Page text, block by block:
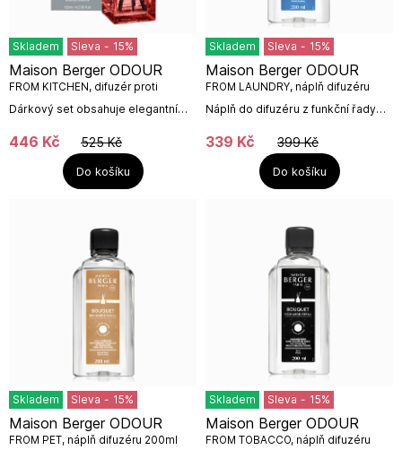
Skladem Sleva - 15%
Dárkový set obsahuje elegantní
naplněný 125 ml interiérového
parfému se Svěží květinovou vůní
Maison Berger ODOUR
FROM KITCHEN, difuzér proti
kuchyňskému zápachu 125ml
446 Kč 525Kč
Do košíku
Skladem Sleva - 15%
Náplň do difuzéru z funkční řady
francouzské firmy Maison Berger
Paris.Floral & PowderyObjem:...
Maison Berger ODOUR
FROM LAUNDRY, náplň difuzéru
200ml
339 Kč 399Kč
Do košíku
Skladem Sleva - 15%
Maison Berger ODOUR
FROM PET, náplň difuzéru 200ml
Skladem Sleva - 15%
Maison Berger ODOUR
FROM TOBACCO, náplň difuzéru